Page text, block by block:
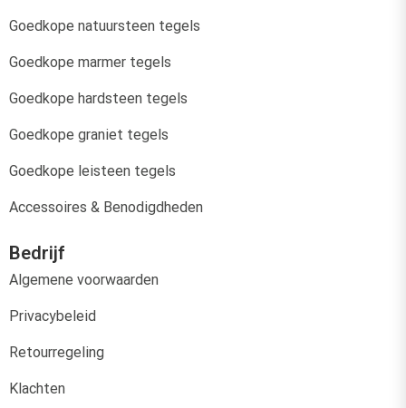
Goedkope natuursteen tegels
Goedkope marmer tegels
Goedkope hardsteen tegels
Goedkope graniet tegels
Goedkope leisteen tegels
Accessoires & Benodigdheden
Bedrijf
Algemene voorwaarden
Privacybeleid
Retourregeling
Klachten